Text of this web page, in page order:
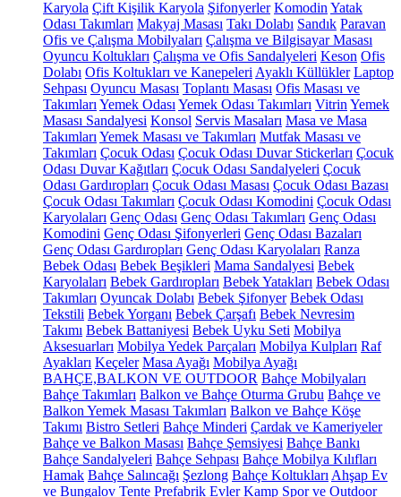
Karyola Çift Kişilik Karyola Şifonyerler Komodin Yatak
Odası Takımları Makyaj Masası Takı Dolabı Sandık Paravan
Ofis ve Çalışma Mobilyaları Çalışma ve Bilgisayar Masası
Oyuncu Koltukları Çalışma ve Ofis Sandalyeleri Keson Ofis
Dolabı Ofis Koltukları ve Kanepeleri Ayaklı Küllükler Laptop
Sehpası Oyuncu Masası Toplantı Masası Ofis Masası ve
Takımları Yemek Odası Yemek Odası Takımları Vitrin Yemek
Masası Sandalyesi Konsol Servis Masaları Masa ve Masa
Takımları Yemek Masası ve Takımları Mutfak Masası ve
Takımları Çocuk Odası Çocuk Odası Duvar Stickerları Çocuk
Odası Duvar Kağıtları Çocuk Odası Sandalyeleri Çocuk
Odası Gardıropları Çocuk Odası Masası Çocuk Odası Bazası
Çocuk Odası Takımları Çocuk Odası Komodini Çocuk Odası
Karyolaları Genç Odası Genç Odası Takımları Genç Odası
Komodini Genç Odası Şifonyerleri Genç Odası Bazaları
Genç Odası Gardıropları Genç Odası Karyolaları Ranza
Bebek Odası Bebek Beşikleri Mama Sandalyesi Bebek
Karyolaları Bebek Gardıropları Bebek Yatakları Bebek Odası
Takımları Oyuncak Dolabı Bebek Şifonyer Bebek Odası
Tekstili Bebek Yorganı Bebek Çarşafı Bebek Nevresim
Takımı Bebek Battaniyesi Bebek Uyku Seti Mobilya
Aksesuarları Mobilya Yedek Parçaları Mobilya Kulpları Raf
Ayakları Keçeler Masa Ayağı Mobilya Ayağı
BAHÇE,BALKON VE OUTDOOR Bahçe Mobilyaları
Bahçe Takımları Balkon ve Bahçe Oturma Grubu Bahçe ve
Balkon Yemek Masası Takımları Balkon ve Bahçe Köşe
Takımı Bistro Setleri Bahçe Minderi Çardak ve Kameriyeler
Bahçe ve Balkon Masası Bahçe Şemsiyesi Bahçe Bankı
Bahçe Sandalyeleri Bahçe Sehpası Bahçe Mobilya Kılıfları
Hamak Bahçe Salıncağı Şezlong Bahçe Koltukları Ahşap Ev
ve Bungalov Tente Prefabrik Evler Kamp Spor ve Outdoor